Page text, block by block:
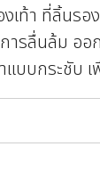
เท้า ที่ลิ้นรอ
รลื่นล้ม ออ
แบบกระชับ